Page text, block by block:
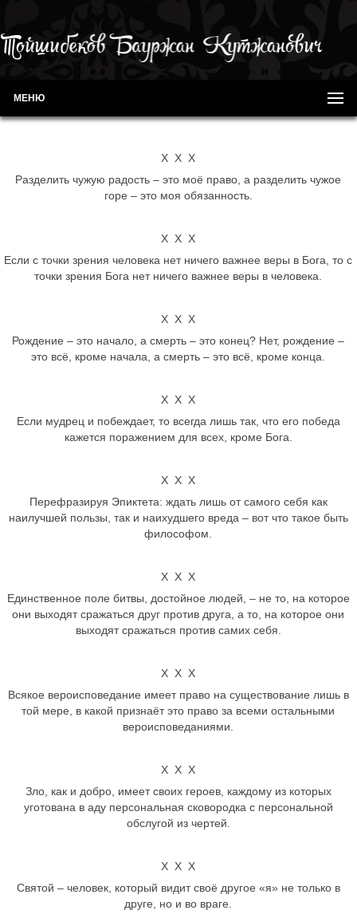
МЕНЮ
Х Х Х
Разделить чужую радость – это моё право, а разделить чужое
горе – это моя обязанность.
Х Х Х
Если с точки зрения человека нет ничего важнее веры в Бога, то с
точки зрения Бога нет ничего важнее веры в человека.
Х Х Х
Рождение – это начало, а смерть – это конец? Нет, рождение –
это всё, кроме начала, а смерть – это всё, кроме конца.
Х Х Х
Если мудрец и побеждает, то всегда лишь так, что его победа
кажется поражением для всех, кроме Бога.
Х Х Х
Перефразируя Эпиктета: ждать лишь от самого себя как
наилучшей пользы, так и наихудшего вреда – вот что такое быть
философом.
Х Х Х
Единственное поле битвы, достойное людей, – не то, на которое
они выходят сражаться друг против друга, а то, на которое они
выходят сражаться против самих себя.
Х Х Х
Всякое вероисповедание имеет право на существование лишь в
той мере, в какой признаёт это право за всеми остальными
вероисповеданиями.
Х Х Х
Зло, как и добро, имеет своих героев, каждому из которых
уготована в аду персональная сковородка с персональной
обслугой из чертей.
Х Х Х
Святой – человек, который видит своё другое «я» не только в
друге, но и во враге.